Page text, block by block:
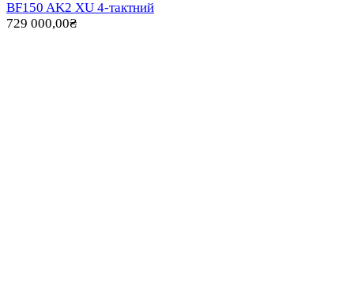
BF150 AK2 XU 4-тактний
729 000,00₴